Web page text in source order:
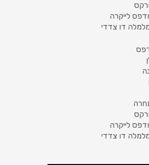
לייקרה
דו צדדי
לייקרה
דו צדדי